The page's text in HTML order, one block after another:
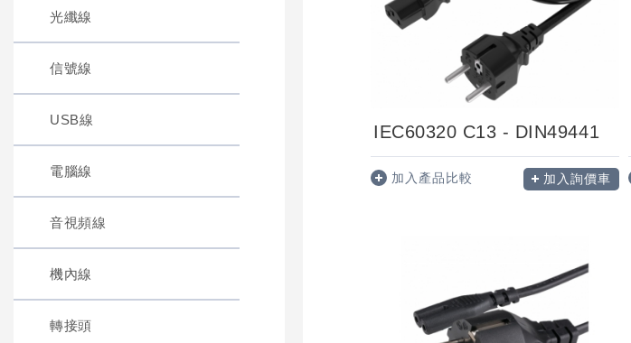
光纖線
信號線
USB線
電腦線
音視頻線
機內線
轉接頭
IEC60320 C13 - DIN49441
加入產品比較 加入詢價車